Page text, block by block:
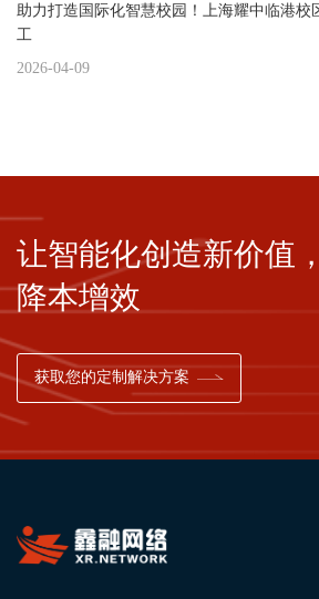
助力打造国际化智慧校园！上海耀中临港
工
2026-04-09
让智能化创造新价值
降本增效
获取您的定制解决方案